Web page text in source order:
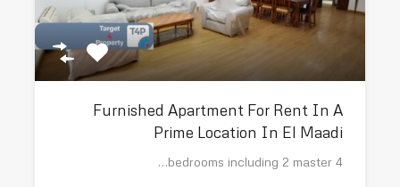
Furnished Apartment For Rent In A
Prime Location In El Maadi
4 bedrooms including 2 master…